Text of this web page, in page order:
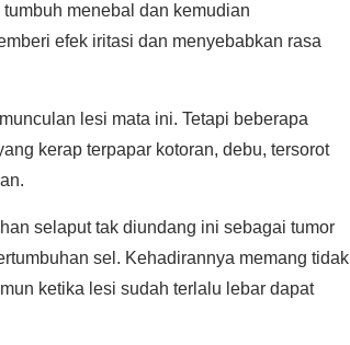
menebal dan kemudian
efek iritasi dan menyebabkan rasa
lesi mata ini. Tetapi beberapa
kerap terpapar kotoran, debu, tersorot
selaput tak diundang ini sebagai tumor
sel. Kehadirannya memang tidak
ketika lesi sudah terlalu lebar dapat